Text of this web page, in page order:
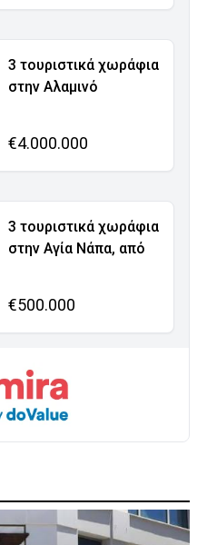
3 τουριστικά χωράφια
στην Αλαμινό
€4.000.000
3 τουριστικά χωράφια
στην Αγία Νάπα, από
€500.000